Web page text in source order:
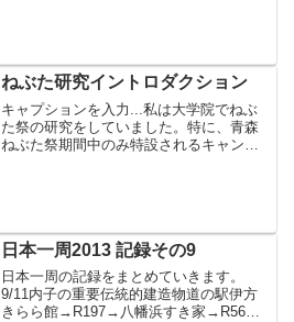
ねぶた研究イントロダクション
キャプションを入力...私は大学院でねぶ
た祭の研究をしていました。特に、青森
ねぶた祭期間中のみ特設されるキャンプ
日本一周2013 記録その9
日本一周の記録をまとめていきます。
9/11内子の重要伝統的建造物道の駅伊方
きらら館→R197→八幡浜すき家→R56→